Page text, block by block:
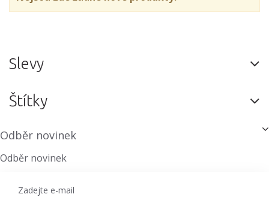
Slevy
Štítky
Odběr novinek
Odběr novinek